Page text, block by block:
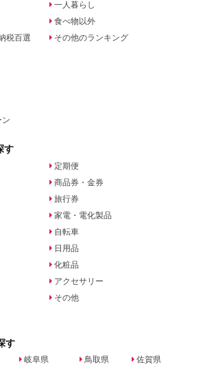
税百選
ン
一人暮らし
食べ物以外
その他のランキング
す
定期便
商品券・金券
旅行券
家電・電化製品
自転車
日用品
化粧品
アクセサリー
その他
す
岐阜県
鳥取県
佐賀県